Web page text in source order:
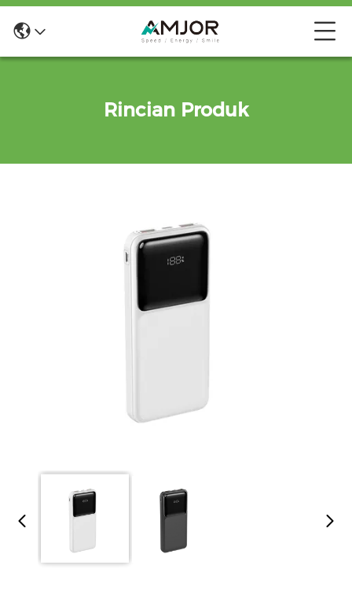
Rincian Produk